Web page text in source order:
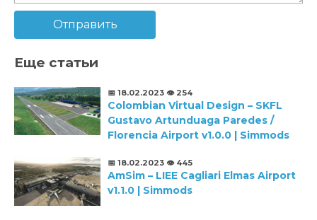
Отправить
Еще статьи
📅 18.02.2023 👁️ 254
Colombian Virtual Design – SKFL
Gustavo Artunduaga Paredes /
Florencia Airport v1.0.0 | Simmods
📅 18.02.2023 👁️ 445
AmSim – LIEE Cagliari Elmas Airport
v1.1.0 | Simmods